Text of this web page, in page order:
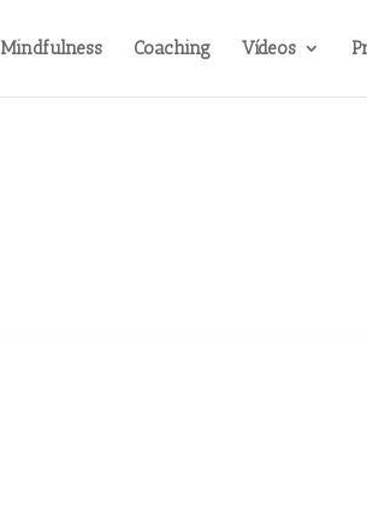
Mindfulness Coaching Vídeos